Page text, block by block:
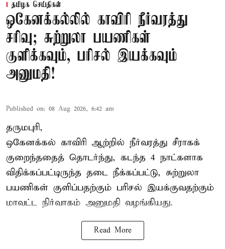
தமிழக செய்திகள்
ஒகேனக்கல்லில் காவிரி நீர்வரத்து
சரிவு; சுற்றுலா பயணிகள்
குளிக்கவும், பரிசல் இயக்கவும்
அனுமதி!
Published on: 08 Aug 2026, 6:42 am
தருமபுரி,
ஒகேனக்கல் காவிரி ஆற்றில் நீர்வரத்து சீராகக்
குறைந்ததைத் தொடர்ந்து, கடந்த 4 நாட்களாக
விதிக்கப்பட்டிருந்த தடை நீக்கப்பட்டு, சுற்றுலா
பயணிகள் குளிப்பதற்கும் பரிசல் இயக்குவதற்கும்
மாவட்ட நிர்வாகம் அனுமதி வழங்கியது.
Read More